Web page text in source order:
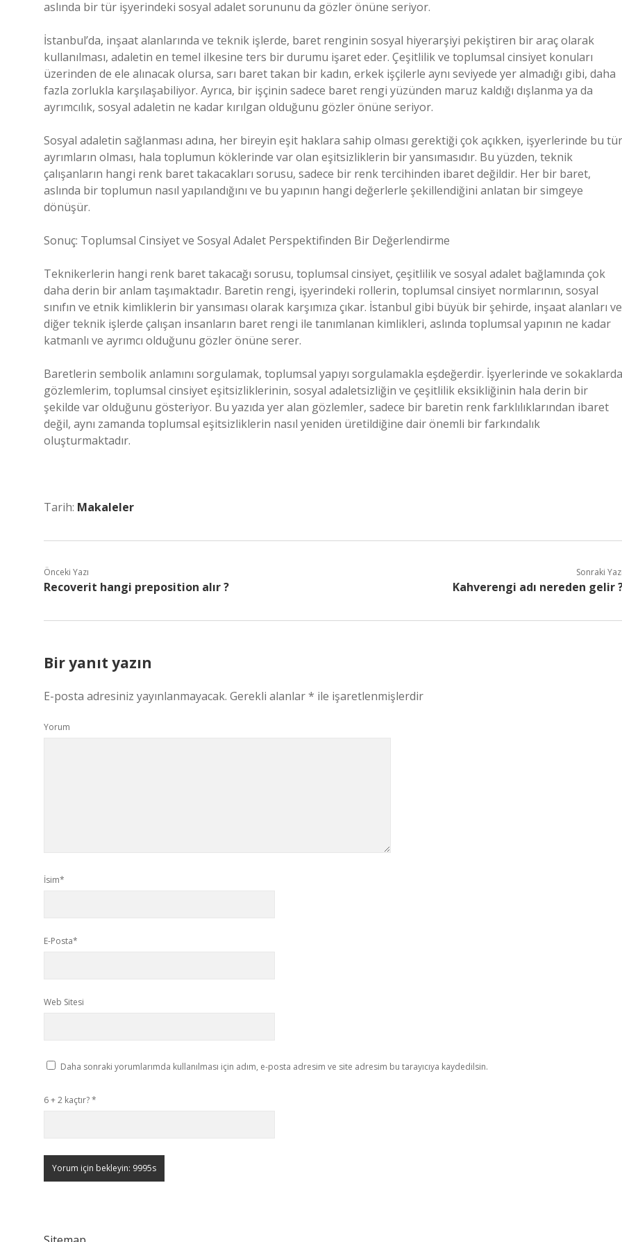
aslında bir tür işyerindeki sosyal adalet sorununu da gözler önüne seriyor.
İstanbul’da, inşaat alanlarında ve teknik işlerde, baret renginin sosyal hiyerarşiyi pekiştiren bir araç olarak
kullanılması, adaletin en temel ilkesine ters bir durumu işaret eder. Çeşitlilik ve toplumsal cinsiyet konuları
üzerinden de ele alınacak olursa, sarı baret takan bir kadın, erkek işçilerle aynı seviyede yer almadığı gibi, daha
fazla zorlukla karşılaşabiliyor. Ayrıca, bir işçinin sadece baret rengi yüzünden maruz kaldığı dışlanma ya da
ayrımcılık, sosyal adaletin ne kadar kırılgan olduğunu gözler önüne seriyor.
Sosyal adaletin sağlanması adına, her bireyin eşit haklara sahip olması gerektiği çok açıkken, işyerlerinde bu tür
ayrımların olması, hala toplumun köklerinde var olan eşitsizliklerin bir yansımasıdır. Bu yüzden, teknik
çalışanların hangi renk baret takacakları sorusu, sadece bir renk tercihinden ibaret değildir. Her bir baret,
aslında bir toplumun nasıl yapılandığını ve bu yapının hangi değerlerle şekillendiğini anlatan bir simgeye
dönüşür.
Sonuç: Toplumsal Cinsiyet ve Sosyal Adalet Perspektifinden Bir Değerlendirme
Teknikerlerin hangi renk baret takacağı sorusu, toplumsal cinsiyet, çeşitlilik ve sosyal adalet bağlamında çok
daha derin bir anlam taşımaktadır. Baretin rengi, işyerindeki rollerin, toplumsal cinsiyet normlarının, sosyal
sınıfın ve etnik kimliklerin bir yansıması olarak karşımıza çıkar. İstanbul gibi büyük bir şehirde, inşaat alanları ve
diğer teknik işlerde çalışan insanların baret rengi ile tanımlanan kimlikleri, aslında toplumsal yapının ne kadar
katmanlı ve ayrımcı olduğunu gözler önüne serer.
Baretlerin sembolik anlamını sorgulamak, toplumsal yapıyı sorgulamakla eşdeğerdir. İşyerlerinde ve sokaklarda
gözlemlerim, toplumsal cinsiyet eşitsizliklerinin, sosyal adaletsizliğin ve çeşitlilik eksikliğinin hala derin bir
şekilde var olduğunu gösteriyor. Bu yazıda yer alan gözlemler, sadece bir baretin renk farklılıklarından ibaret
değil, aynı zamanda toplumsal eşitsizliklerin nasıl yeniden üretildiğine dair önemli bir farkındalık
oluşturmaktadır.
Tarih: Makaleler
Önceki Yazı
Recoverit hangi preposition alır ?
Sonraki
Kahverengi adı nereden gelir
Bir yanıt yazın
E-posta adresiniz yayınlanmayacak. Gerekli alanlar* ile işaretlenmişlerdir
Yorum
İsim*
E-Posta*
Web Sitesi
Daha sonraki yorumlarımda kullanılması için adım, e-posta adresim ve site adresim bu tarayıcıya kaydedilsin.
6 + 2 kaçtır?*